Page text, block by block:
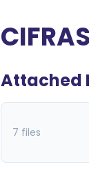
Attached
7 files